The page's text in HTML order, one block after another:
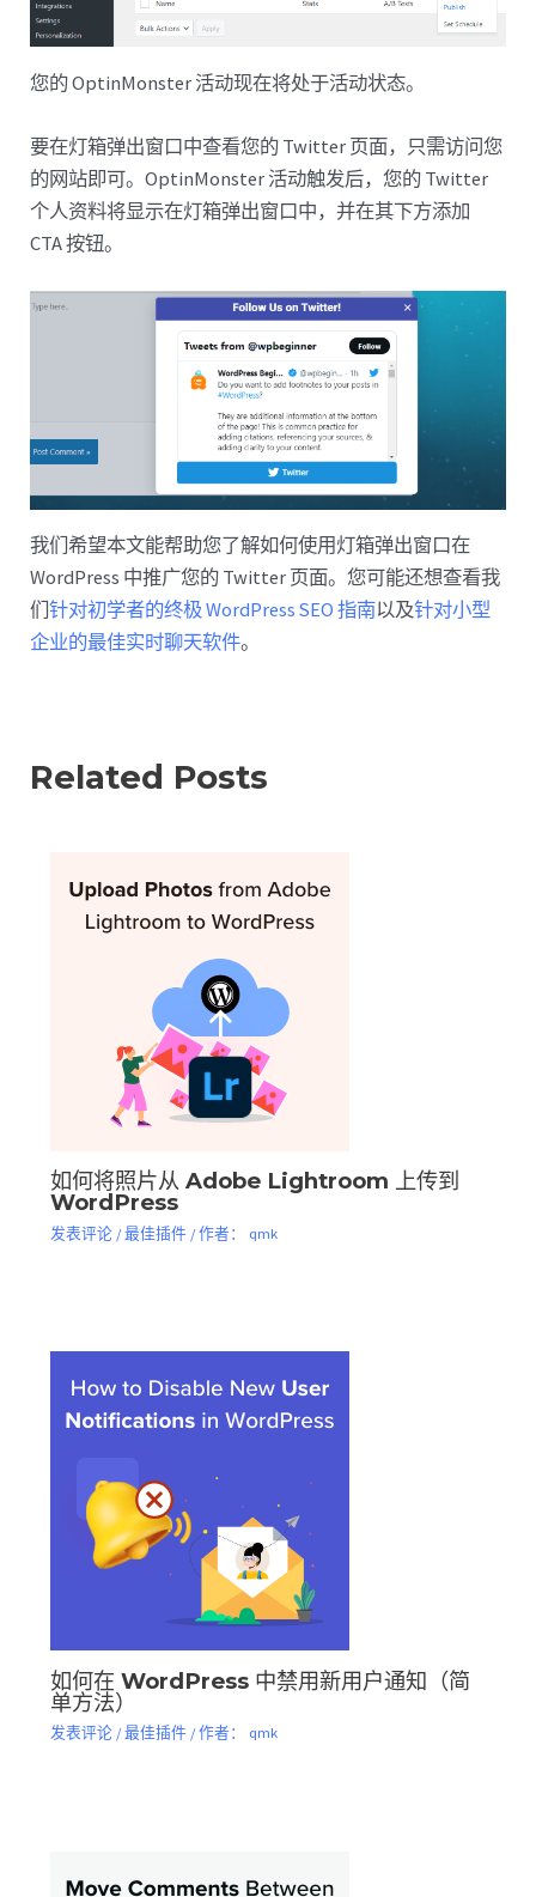
您的 OptinMonster 活动现在将处于活动状态。
要在灯箱弹出窗口中查看您的 Twitter 页面，只需访问您
的网站即可。OptinMonster 活动触发后，您的 Twitter
个人资料将显示在灯箱弹出窗口中，并在其下方添加
CTA 按钮。
我们希望本文能帮助您了解如何使用灯箱弹出窗口在
WordPress 中推广您的 Twitter 页面。您可能还想查看我
们针对初学者的终极 WordPress SEO 指南以及针对小型
企业的最佳实时聊天软件。
Related Posts
如何将照片从 Adob​​e Lightroom 上传到
WordPress
发表评论 /最佳插件/ 作者： qmk
如何在 WordPress 中禁用新用户通知（简
单方法）
发表评论 /最佳插件/ 作者： qmk